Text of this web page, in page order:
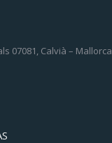
07081, Calvià – Mallorca